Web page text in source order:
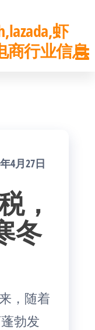
虾
商行业信息
4月27日
，
冬
，随着
勃发